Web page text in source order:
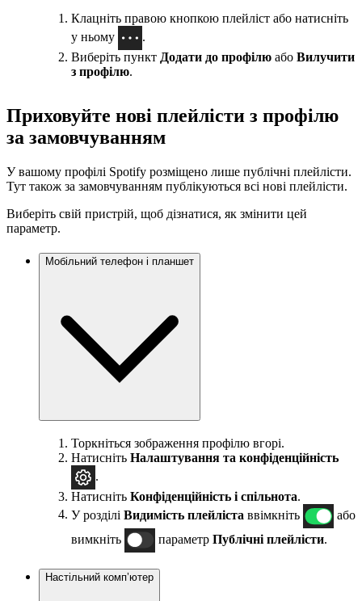
Клацніть правою кнопкою плейліст або натисніть
у ньому
.
Виберіть пункт Додати до профілю або Вилучити
з профілю.
Приховуйте нові плейлісти з профілю
за замовчуванням
У вашому профілі Spotify розміщено лише публічні плейлісти.
Тут також за замовчуванням публікуються всі нові плейлісти.
Виберіть свій пристрій, щоб дізнатися, як змінити цей
параметр.
Мобільний телефон і планшет
Торкніться зображення профілю вгорі.
Натисніть Налаштування та конфіденційність
Натисніть Конфіденційність і спільнота.
У розділі Видимість плейліста ввімкніть
або
вимкніть
параметр Публічні плейлісти.
Настільний комп’ютер